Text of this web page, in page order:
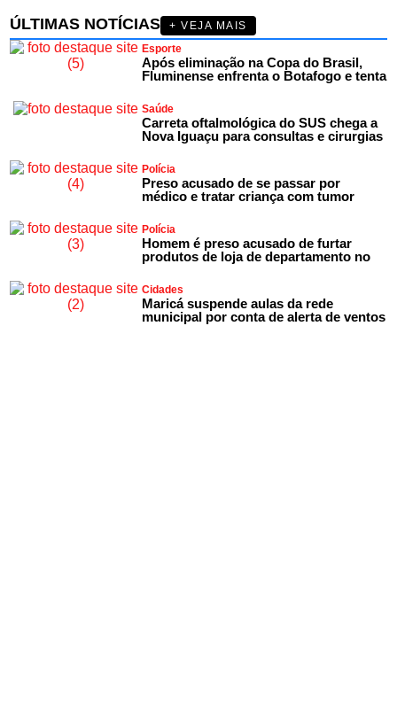
ÚLTIMAS NOTÍCIAS
+ VEJA MAIS
Esporte
Após eliminação na Copa do Brasil,
Fluminense enfrenta o Botafogo e tenta
Saúde
Carreta oftalmológica do SUS chega a
Nova Iguaçu para consultas e cirurgias
Polícia
Preso acusado de se passar por
médico e tratar criança com tumor
Polícia
Homem é preso acusado de furtar
produtos de loja de departamento no
Cidades
Maricá suspende aulas da rede
municipal por conta de alerta de ventos